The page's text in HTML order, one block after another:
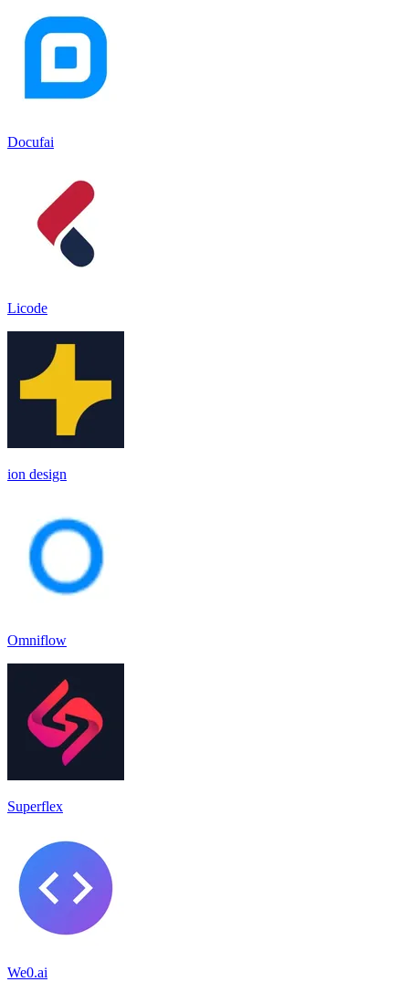
Docufai
Licode
ion design
Omniflow
Superflex
We0.ai